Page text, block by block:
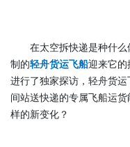
在太空拆快递是种什么
制的轻舟货运飞船迎来它的
进行了独家探访，轻舟货
间站送快递的专属飞船运
样的新变化？